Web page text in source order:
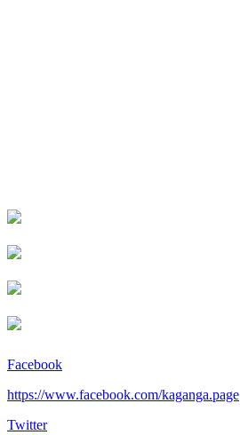
Facebook
https://www.facebook.com/kaganga.page
Twitter